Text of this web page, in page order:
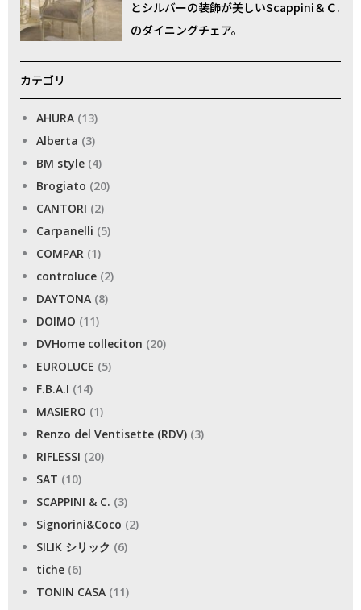
とシルバーの装飾が美しいScappini＆Ｃ.
のダイニングチェア。
カテゴリ
AHURA (13)
Alberta (3)
BM style (4)
Brogiato (20)
CANTORI (2)
Carpanelli (5)
COMPAR (1)
controluce (2)
DAYTONA (8)
DOIMO (11)
DVHome colleciton (20)
EUROLUCE (5)
F.B.A.I (14)
MASIERO (1)
Renzo del Ventisette (RDV) (3)
RIFLESSI (20)
SAT (10)
SCAPPINI & C. (3)
Signorini&Coco (2)
SILIK シリック (6)
tiche (6)
TONIN CASA (11)